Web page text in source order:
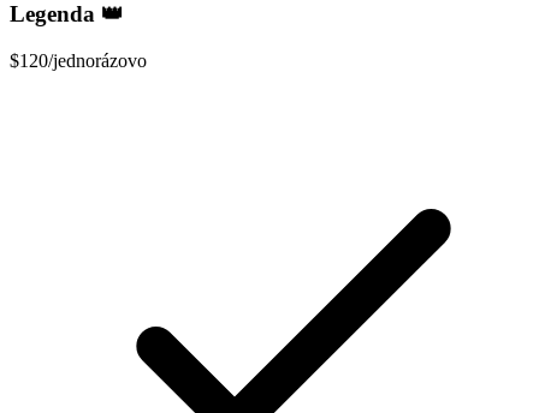
Legenda 👑
$120/jednorázovo